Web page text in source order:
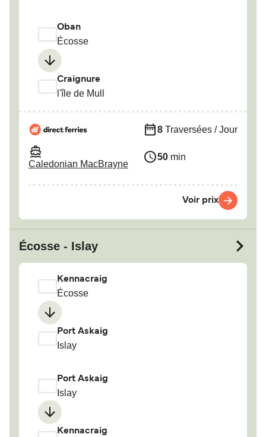
Oban
Écosse
Craignure
l'île de Mull
Caledonian MacBrayne
8 Traversées / Jour
50 min
Voir prix
Écosse - Islay
Kennacraig
Écosse
Port Askaig
Islay
Port Askaig
Islay
Kennacraig